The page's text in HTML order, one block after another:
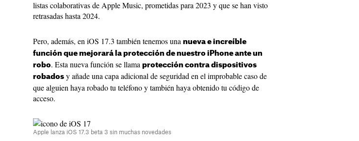
listas colaborativas de Apple Music, prometidas para 2023 y que se han visto
retrasadas hasta 2024.
Pero, además, en iOS 17.3 también tenemos una nueva e increíble
función que mejorará la protección de nuestro iPhone ante un
robo. Esta nueva función se llama protección contra dispositivos
robados y añade una capa adicional de seguridad en el improbable caso de
que alguien haya robado tu teléfono y también haya obtenido tu código de
acceso.
Apple lanza iOS 17.3 beta 3 sin muchas novedades